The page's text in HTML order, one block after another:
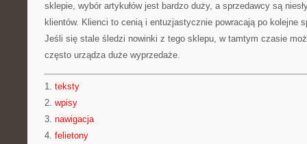
sklepie, wybór artykułów jest bardzo duży, a sprzedawcy są
klientów. Klienci to cenią i entuzjastycznie powracają po kolejne
Jeśli się stale śledzi nowinki z tego sklepu, w tamtym czasie
często urządza duże wyprzedaże.
1. teksty
2. wpisy
3. nawigacja
4. felietony